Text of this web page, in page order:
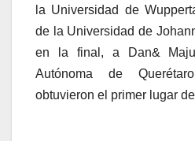
la Universidad de
de la Universidad de
en la final, a Dan&
Autónoma de
obtuvieron el primer lugar